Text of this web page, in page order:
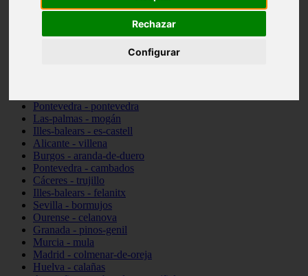
Rechazar
Configurar
Castellón - peñíscola
Illes-balears - sant-josep-de-sa-talaia
Pontevedra - pontevedra
Las-palmas - mogán
Illes-balears - es-castell
Alicante - villena
Burgos - aranda-de-duero
Pontevedra - cambados
Cáceres - trujillo
Illes-balears - felanitx
Sevilla - bormujos
Ourense - celanova
Granada - pinos-genil
Murcia - mula
Madrid - colmenar-de-oreja
Huelva - calañas